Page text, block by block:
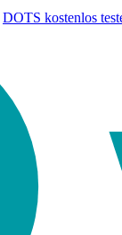
DOTS kostenlos